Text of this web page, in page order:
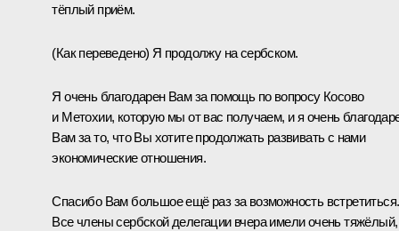
тёплый приём.
(Как переведено) Я продолжу на сербском.
Я очень благодарен Вам за помощь по вопросу Косово
и Метохии, которую мы от вас получаем, и я очень
Вам за то, что Вы хотите продолжать развивать с нами
экономические отношения.
Спасибо Вам большое ещё раз за возможность встретиться.
Все члены сербской делегации вчера имели очень тяжёлый,